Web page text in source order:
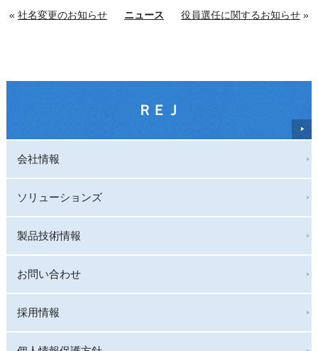
« 社名変更のお知らせ ニュース 役員選任に関するお知らせ»
ＲＥＪ
会社情報
ソリューションズ
製品技術情報
お問い合わせ
採用情報